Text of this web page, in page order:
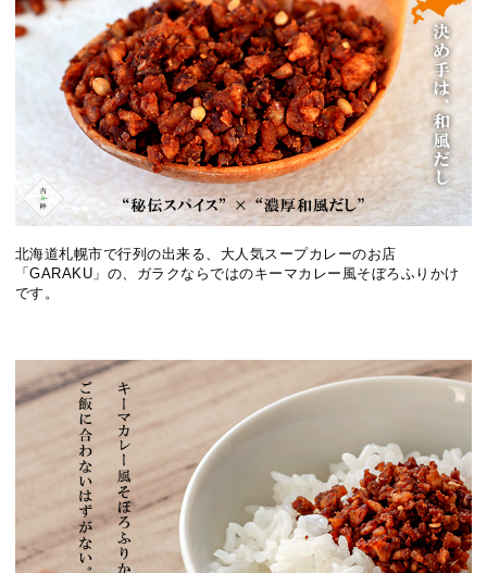
北海道札幌市で行列の出来る、大人気スープカレーのお店
「GARAKU」の、ガラクならではのキーマカレー風そぼろふりかけ
です。